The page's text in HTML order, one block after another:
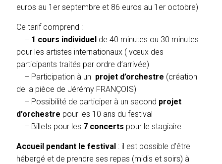
euros au 1er septembre et 86 euros au 1er octobre)
Ce tarif comprend :
– 1 cours individuel de 40 minutes ou 30 minutes
pour les artistes internationaux ( vœux des
participants traités par ordre d’arrivée)
– Participation à un projet d’orchestre (création
de la pièce de Jérémy FRANÇOIS)
– Possibilité de participer à un second projet
d’orchestre pour les 10 ans du festival
– Billets pour les 7 concerts pour le stagiaire
Accueil pendant le festival : il est possible d’être
hébergé et de prendre ses repas (midis et soirs) à